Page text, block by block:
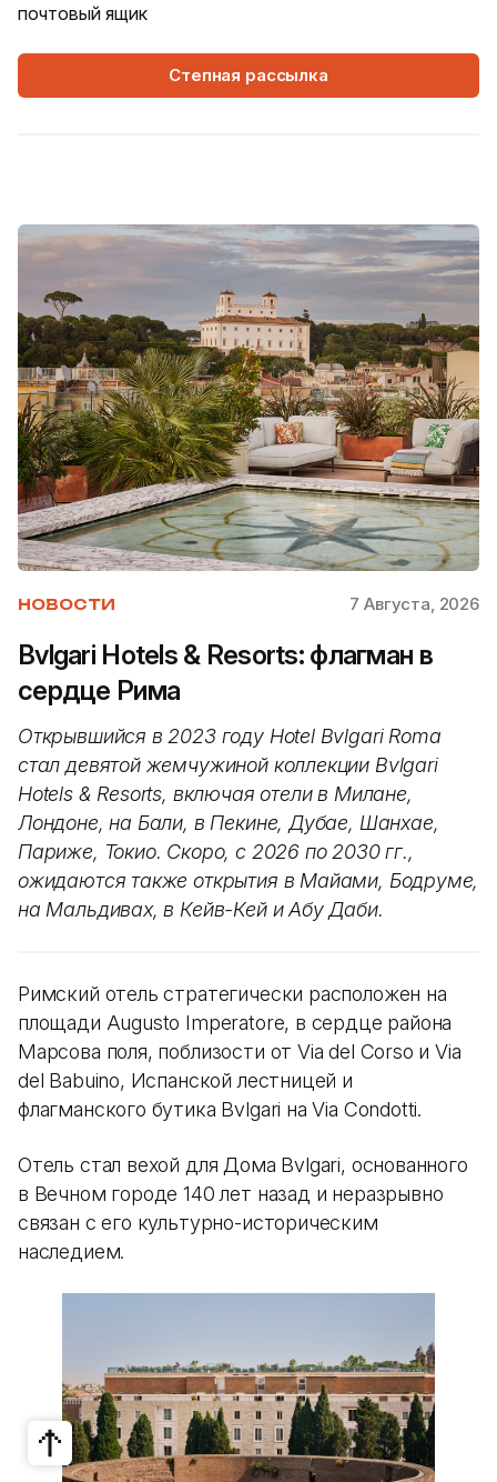
почтовый ящик
Степная рассылка
НОВОСТИ 7 Августа, 2026
Bvlgari Hotels & Resorts: флагман в
сердце Рима
Открывшийся в 2023 году Hotel Bvlgari Roma
стал девятой жемчужиной коллекции Bvlgari
Hotels & Resorts, включая отели в Милане,
Лондоне, на Бали, в Пекине, Дубае, Шанхае,
Париже, Токио. Скоро, с 2026 по 2030 гг.,
ожидаются также открытия в Майами, Бодруме,
на Мальдивах, в Кейв-Кей и Абу Даби.
Римский отель стратегически расположен на
площади Augusto Imperatore, в сердце района
Марсова поля, поблизости от Via del Corso и Via
del Babuino, Испанской лестницей и
флагманского бутика Bvlgari на Via Condotti.
Отель стал вехой для Дома Bvlgari, основанного
в Вечном городе 140 лет назад и неразрывно
связан с его культурно-историческим
наследием.